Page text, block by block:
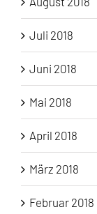
Juli 2018
Juni 2018
Mai 2018
April 2018
März 2018
Februar 2018